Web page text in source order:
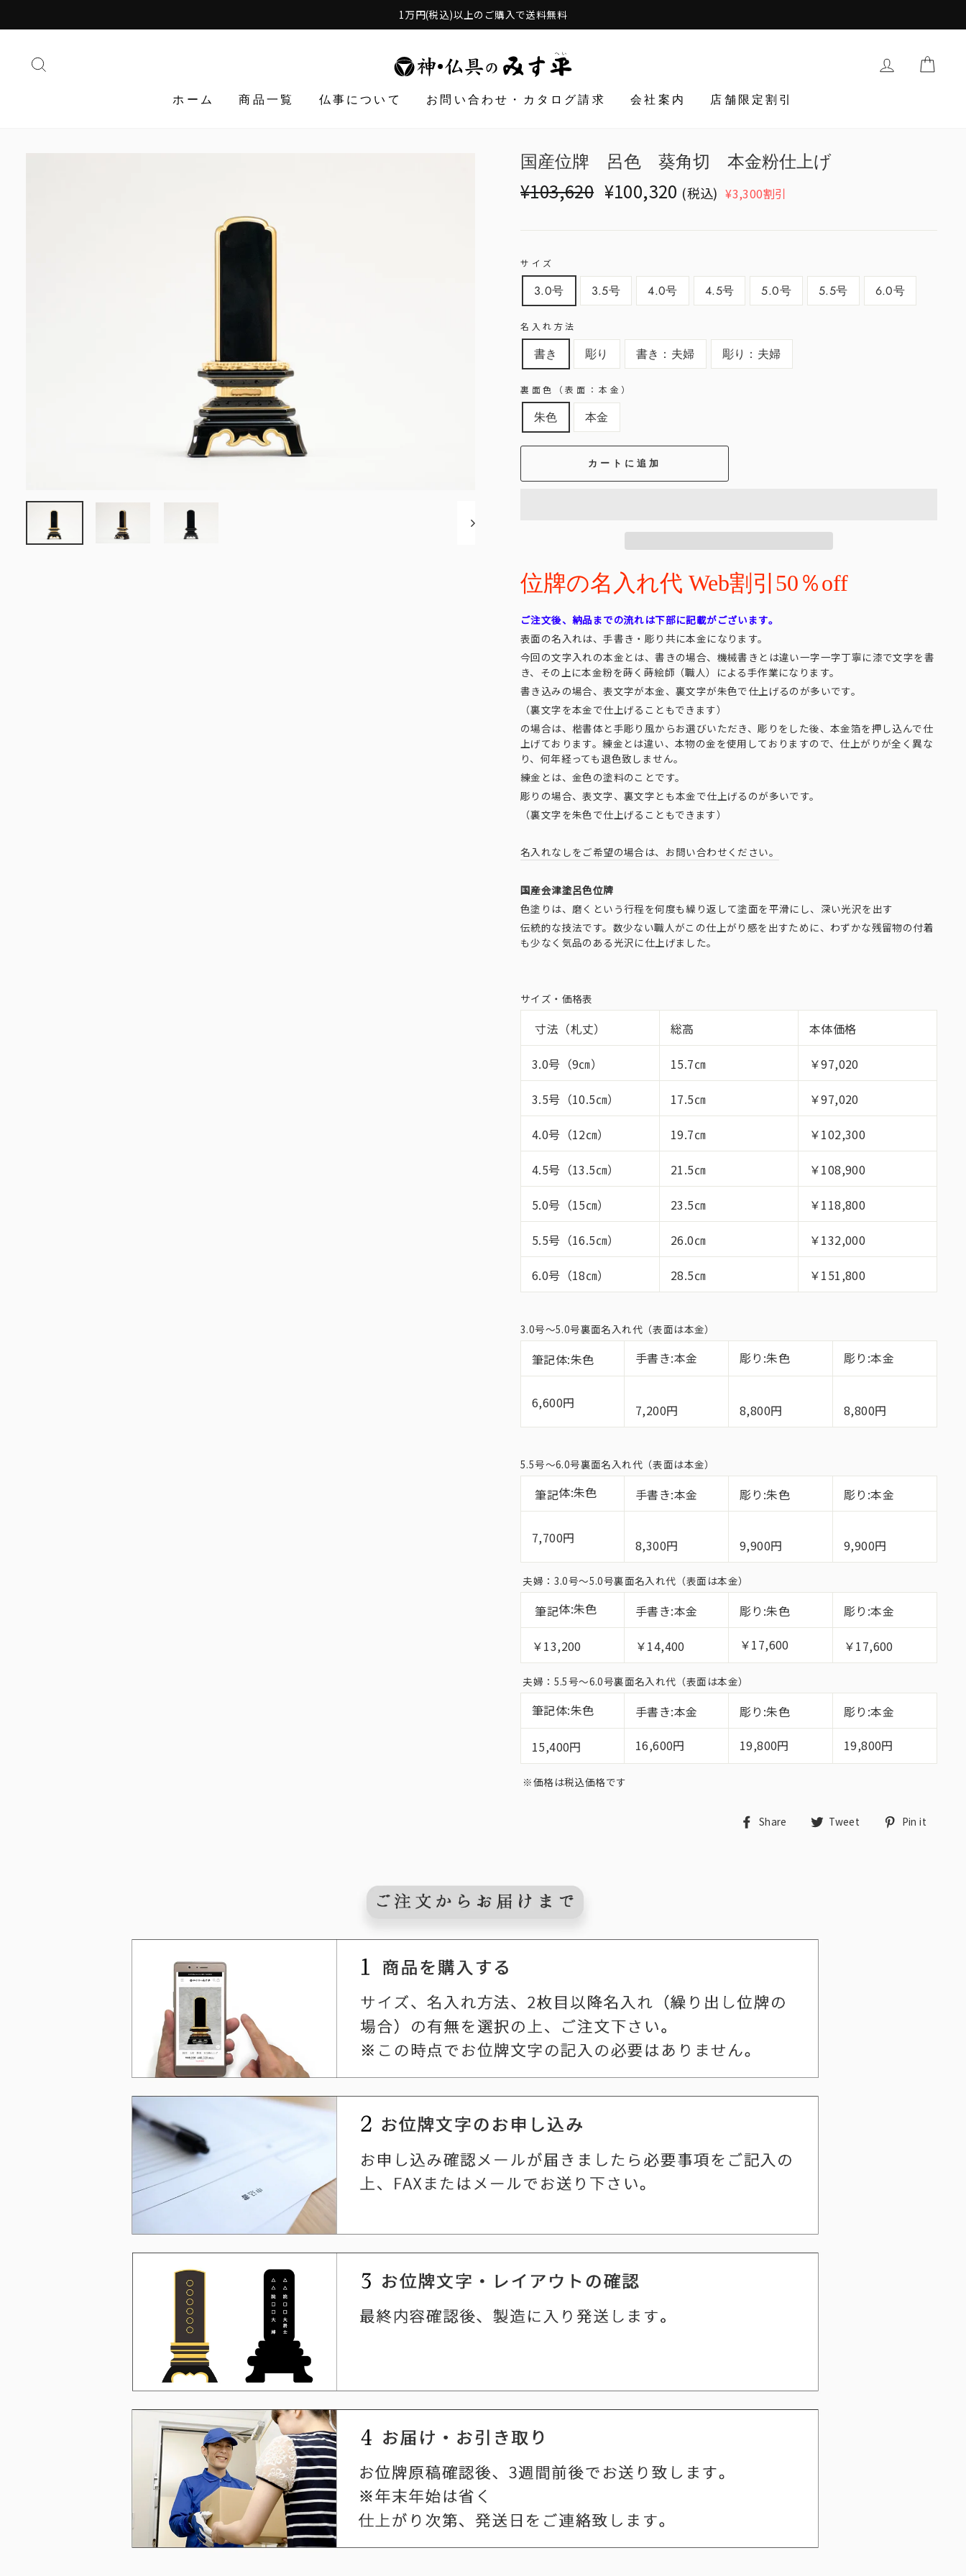
missing:
1万円(税込)以上のご購入で送料無料
購入履歴・
ホーム 商品一覧 仏事について お問い合わせ・カタログ請求 会社案内 店舗限定割引
国産位牌 呂色 葵角切 本金粉仕上げ
Translation
missing:
¥103,620
Translation
missing:
¥100,320 (税込) ¥3,300割引
サイズ
3.0号 3.5号 4.0号 4.5号 5.0号 5.5号 6.0号
名入れ方法
書き 彫り 書き：夫婦 彫り：夫婦
裏面色（表面：本金）
朱色 本金
カートに追加
位牌の名入れ代 Web割引50％off
ご注文後、納品までの流れは下部に記載がございます。
表面の名入れは、手書き・彫り共に本金になります。
今回の文字入れの本金とは、書きの場合、機械書きとは違い一字一字丁寧に漆で文字を書
き、その上に本金粉を蒔く蒔絵師（職人）による手作業になります。
書き込みの場合、表文字が本金、裏文字が朱色で仕上げるのが多いです。
（裏文字を本金で仕上げることもできます）
の場合は、楷書体と手彫り風からお選びいただき、彫りをした後、本金箔を押し込んで仕
上げております。練金とは違い、本物の金を使用しておりますので、仕上がりが全く異な
り、何年経っても退色致しません。
練金とは、金色の塗料のことです。
彫りの場合、表文字、裏文字とも本金で仕上げるのが多いです。
（裏文字を朱色で仕上げることもできます）
名入れなしをご希望の場合は、お問い合わせください。
国産会津塗呂色位牌
色塗りは、磨くという行程を何度も繰り返して塗面を平滑にし、深い光沢を出す
伝統的な技法です。数少ない職人がこの仕上がり感を出すために、わずかな残留物の付着
も少なく気品のある光沢に仕上げました。
サイズ・価格表
寸法（札丈） 総高 本体価格
3.0号（9㎝） 15.7㎝ ￥97,020
3.5号（10.5㎝） 17.5㎝ ￥97,020
4.0号（12㎝） 19.7㎝ ￥102,300
4.5号（13.5㎝） 21.5㎝ ￥108,900
5.0号（15㎝） 23.5㎝ ￥118,800
5.5号（16.5㎝） 26.0㎝ ￥132,000
6.0号（18㎝） 28.5㎝ ￥151,800
3.0号〜5.0号裏面名入れ代（表面は本金）
筆記体:朱色 手書き:本金 彫り:朱色 彫り:本金
6,600円 7,200円 8,800円 8,800円
5.5号〜6.0号裏面名入れ代（表面は本金）
筆記体:朱色 手書き:本金 彫り:朱色 彫り:本金
7,700円 8,300円 9,900円 9,900円
夫婦：3.0号〜5.0号裏面名入れ代（表面は本金）
筆記体:朱色 手書き:本金 彫り:朱色 彫り:本金
￥13,200 ￥14,400 ￥17,600 ￥17,600
夫婦：5.5号〜6.0号裏面名入れ代（表面は本金）
筆記体:朱色 手書き:本金 彫り:朱色 彫り:本金
15,400円 16,600円 19,800円 19,800円
※価格は税込価格です
Share
Share Tweet
TweetPin it